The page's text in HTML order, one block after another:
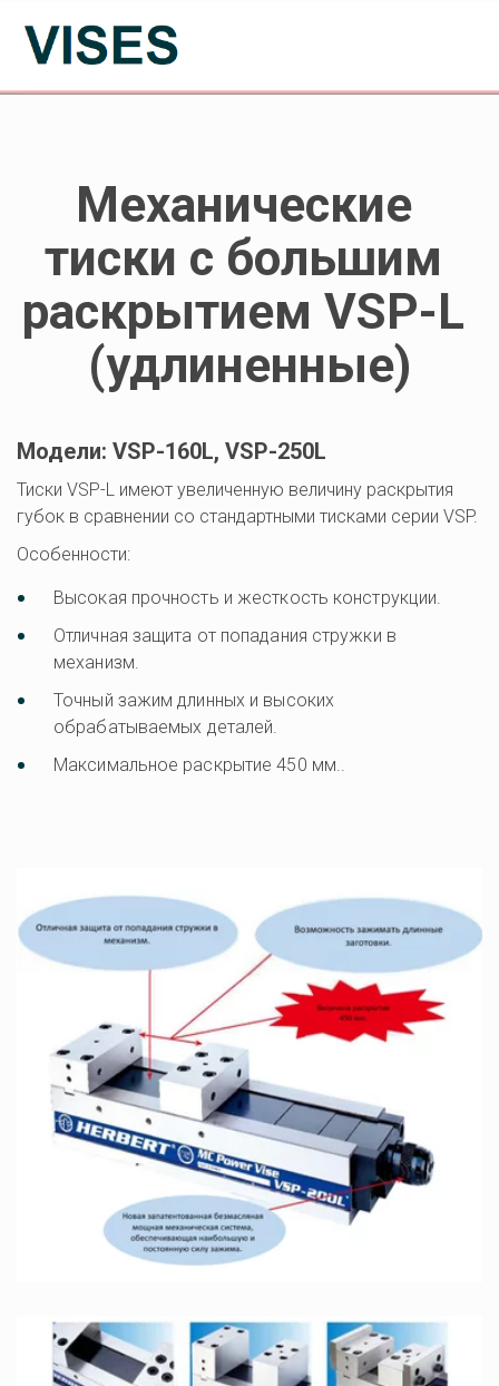
Механические
тиски с большим
раскрытием VSP-L
(удлиненные)
Модели: VSP-160L, VSP-250L
Тиски VSP-L имеют увеличенную величину раскрытия
губок в сравнении со стандартными тисками серии VSP.
Особенности:
Высокая прочность и жесткость конструкции.
Отличная защита от попадания стружки в
механизм.
Точный зажим длинных и высоких
обрабатываемых деталей.
Максимальное раскрытие 450 мм..